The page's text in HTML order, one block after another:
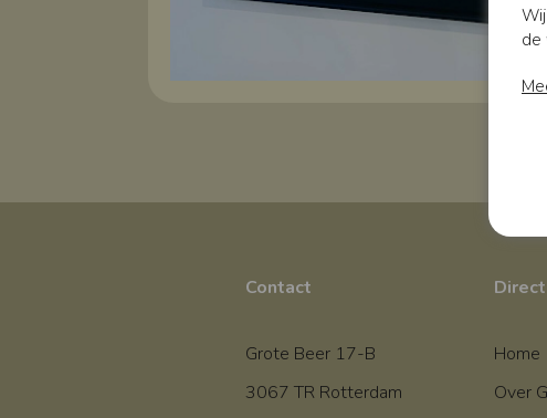
Contact
Grote Beer 17-B
3067 TR Rotterdam
Home
Over
de